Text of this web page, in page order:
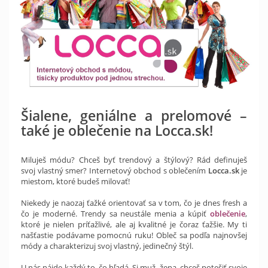
Šialene, geniálne a prelomové –
také je oblečenie na Locca.sk!
Miluješ módu? Chceš byť trendový a štýlový? Rád definuješ
svoj vlastný smer? Internetový obchod s oblečením Locca.skje
miestom, ktoré budeš milovať!
Niekedy je naozaj ťažké orientovať sa v tom, čo je dnes fresh a
čo je moderné. Trendy sa neustále menia a kúpiť oblečenie,
ktoré je nielen príťažlivé, ale aj kvalitné je čoraz ťažšie. My ti
našťastie podávame pomocnú ruku! Obleč sa podľa najnovšej
módy a charakterizuj svoj vlastný, jedinečný štýl.